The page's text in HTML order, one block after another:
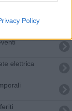
Policy di
elettrica